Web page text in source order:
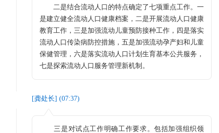
二是结合流动人口的特点确定了七项重点工作。一
是建立健全流动人口健康档案，二是开展流动人口健康
教育工作，三是加强流动儿童预防接种工作，四是落实
流动人口传染病防控措施，五是加强流动孕产妇和儿童
保健管理，六是落实流动人口计划生育基本公共服务，
七是探索流动人口服务管理新机制。
[龚处长] (07:37)
三是对试点工作明确工作要求。包括加强组织领